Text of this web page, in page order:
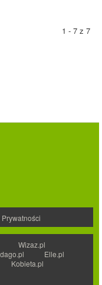
1 - 7 z 7
Wizaz.pl
Elle.pl
Kobieta.pl